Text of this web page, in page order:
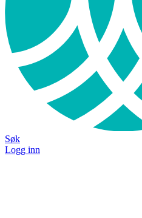
Søk
Logg inn